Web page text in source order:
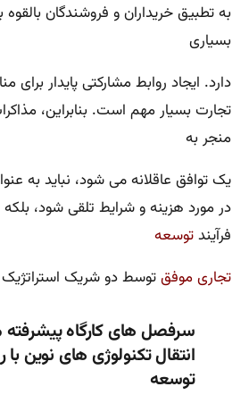
به تطبیق خریداران و فروشندگان
بسیاری
دارد. ایجاد روابط مشارکتی پایدار برای
تجارت بسیار مهم است. بنابراین،
منجر به
یک توافق عاقلانه می شود، نباید به
در مورد هزینه و شرایط تلقی شود،
فرآیندتوسعه
تجاری موفقتوسط دو شریک
سرفصل های کارگاه پیشرفته
انتقال تکنولوژی های نوین
توسعه